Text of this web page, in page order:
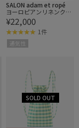
SALON adam et ropé
ヨーロピアンリネンクロ
ップドギャザーブラウス
¥22,000
1件
通気性